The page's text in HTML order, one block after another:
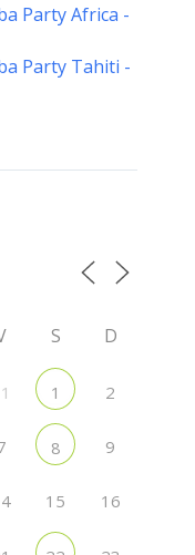
Party Africa -
Party Tahiti -
S D
1 2
8 9
15 16